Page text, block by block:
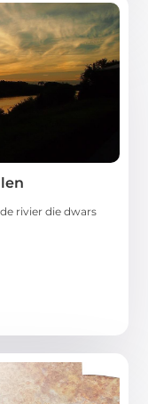
rivier die dwars